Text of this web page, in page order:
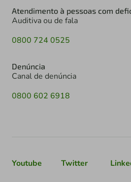
Atendimento à pessoas com
Auditiva ou de fala
0800 724 0525
Denúncia
Canal de denúncia
0800 602 6918
Youtube Twitter